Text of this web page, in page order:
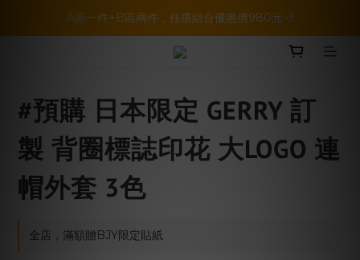
暑假活動登場!! SBG套裝超級優惠價，兩套以上再享免運哦!!
A區一件+B區兩件，任搭組合優惠價980元~!!
BELLKENIDEA 任選兩件就享免運!!!
#預購 日本限定 GERRY 訂
製 背圈標誌印花 大LOGO 連
帽外套 3色
全店，滿額贈BJY限定貼紙